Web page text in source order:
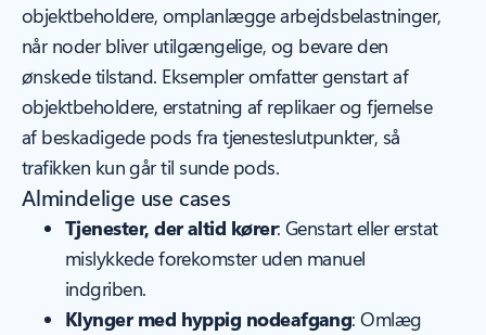
objektbeholdere, omplanlægge arbejdsbelastninger,
når noder bliver utilgængelige, og bevare den
ønskede tilstand. Eksempler omfatter genstart af
objektbeholdere, erstatning af replikaer og fjernelse
af beskadigede pods fra tjenesteslutpunkter, så
trafikken kun går til sunde pods.
Almindelige use cases
Tjenester, der altid kører: Genstart eller erstat
mislykkede forekomster uden manuel
indgriben.
Klynger med hyppig nodeafgang: Omlæg